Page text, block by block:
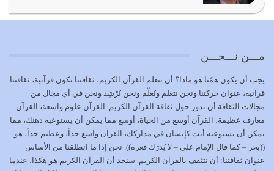
{إِنَّ الدِّينَ عِنْدَ اللَّهِ الْإسْلامُ} الدين الذي شرعه الله للناس في
تتحقق الحقوق للجميع
يوليو 18, 2026
بعض صفات المتقين {الصَّابِرِينَ وَالصَّادِقِينَ وَالْقَانِتِينَ
وَالْمُنْفِقِينَ…
يوليو 17, 2026
مـــن نـــحـــن
يجب أن يكون همّنا هو ماذا؟ أن نتعلم القرآن الكريم، ثقافتنا تكون قرآنية، ثقافتنا
قرآنية، عنوان حركتنا ونحن نتعلم ونُعلّم ونحن نُرْشِد ونحن في أي مجال من
مجالات الثقافة أن ندور حول ثقافة القرآن الكريم. القرآن علوم واسعة، القرآن
معارف عظيمة، القرآن أوسع من الحياة، أوسع مما يمكن أن يستوعبه ذهنك، مما
يمكن أن تستوعبه أنت كإنسان في مداركك، القرآن واسع جداً، وعظيم جداً، هو
((بحر – كما قال الإمام علي – لا يُدرَك قعره)). نحن إذا ما انطلقنا من الأساس
عنوان ثقافتنا: أن نتثقف بالقرآن الكريم. سنجد أن القرآن الكريم هو هكذا، عندما